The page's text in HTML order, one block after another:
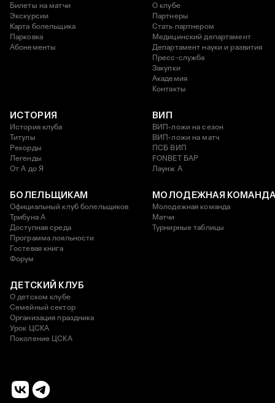
Билеты на матчи
Экскурсии
Карта болельщика
Парковка
Абонементы
О клубе
Партнеры
Стать партнером
Медицинский департамент
Департамент науки и развития
Пресс-служба
Закупки
Академия
Контакты
ИСТОРИЯ
История клуба
Титулы
Рекорды
Легенды
От А до Я
ВИП
ВИП-ложи на сезон
ВИП-ложи на матч
ПСБ ВИП
FONBET БАР
Лаунж A
БОЛЕЛЬЩИКАМ
Официальный клуб болельщиков
Трибуна А
Доступная среда
Программа лояльности
Гостевая книга
Форум
МОЛОДЕЖНАЯ
Молодежная команда
Матчи
Турнирные таблицы
ДЕТСКИЙ КЛУБ
О детском клубе
Семейный сектор
Организация праздника
Урок ЦСКА
Поколение ЦСКА